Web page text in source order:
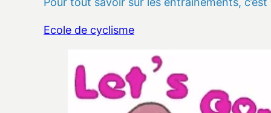
Ecole de cyclisme